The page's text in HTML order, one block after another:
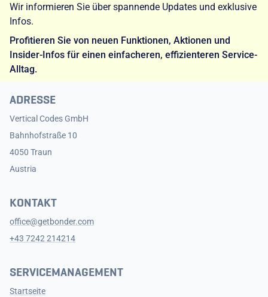
Wir informieren Sie über spannende Updates und exklusive
Infos.
Profitieren Sie von neuen Funktionen, Aktionen und
Insider-Infos für einen einfacheren, effizienteren Service-
Alltag.
ADRESSE
Vertical Codes GmbH
Bahnhofstraße 10
4050 Traun
Austria
KONTAKT
office@getbonder.com
+43 7242 214214
SERVICEMANAGEMENT
Startseite